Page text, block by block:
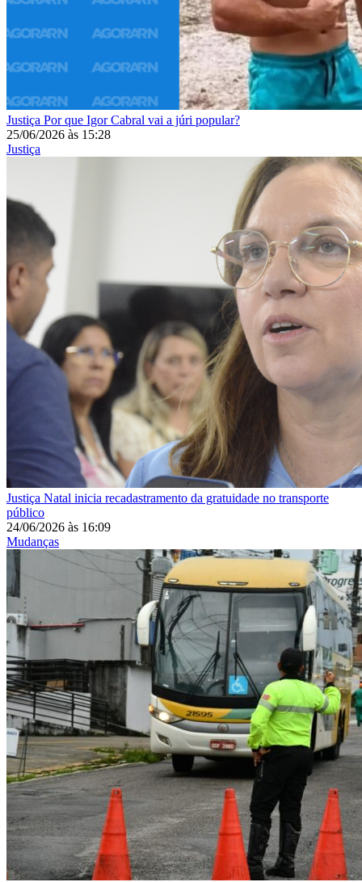
Justiça Por que Igor Cabral vai a júri popular?
25/06/2026 às 15:28
Justiça
Justiça Natal inicia recadastramento da gratuidade no transporte
público
24/06/2026 às 16:09
Mudanças